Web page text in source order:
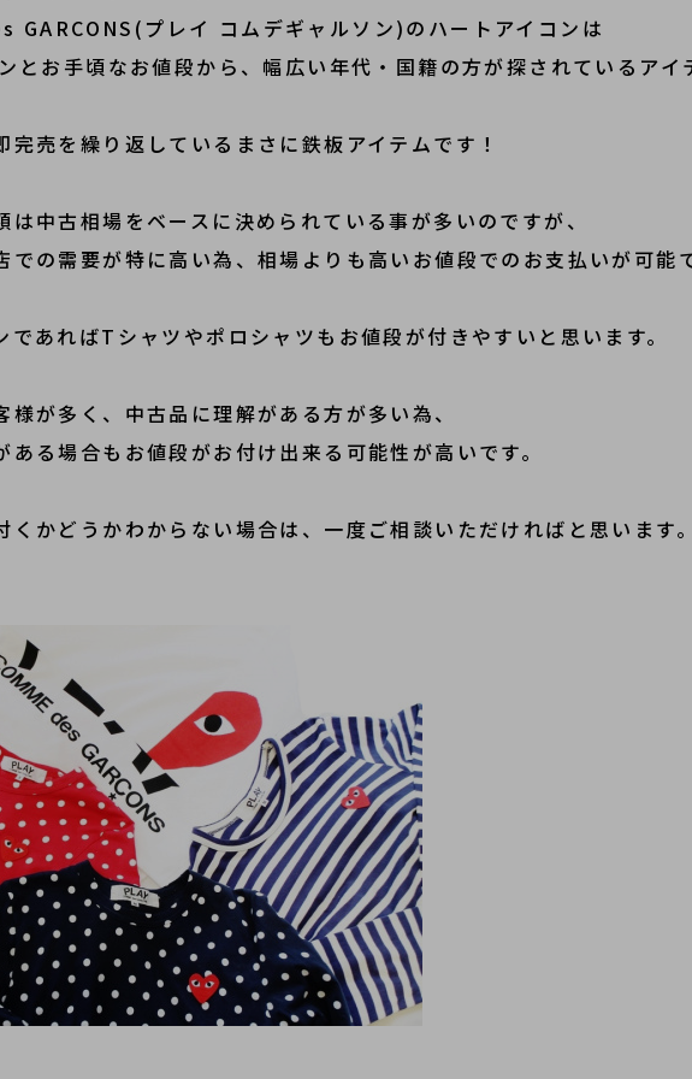
GARCONS(プレイ コムデギャルソン)のハートアイコンは
とお手頃なお値段から、幅広い年代・国籍の方が探されているアイ
完売を繰り返しているまさに鉄板アイテムです！
は中古相場をベースに決められている事が多いのですが、
での需要が特に高い為、相場よりも高いお値段でのお支払いが可能
であればTシャツやポロシャツもお値段が付きやすいと思います。
様が多く、中古品に理解がある方が多い為、
る場合もお値段がお付け出来る可能性が高いです。
くかどうかわからない場合は、一度ご相談いただければと思います。